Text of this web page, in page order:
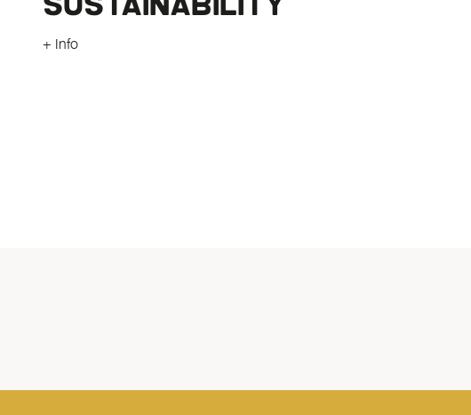
+ Info